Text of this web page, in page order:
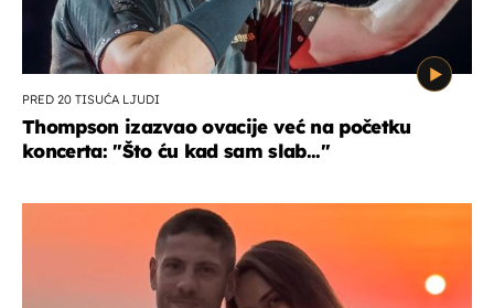
PRED 20 TISUĆA LJUDI
Thompson izazvao ovacije već na početku
koncerta: "Što ću kad sam slab..."